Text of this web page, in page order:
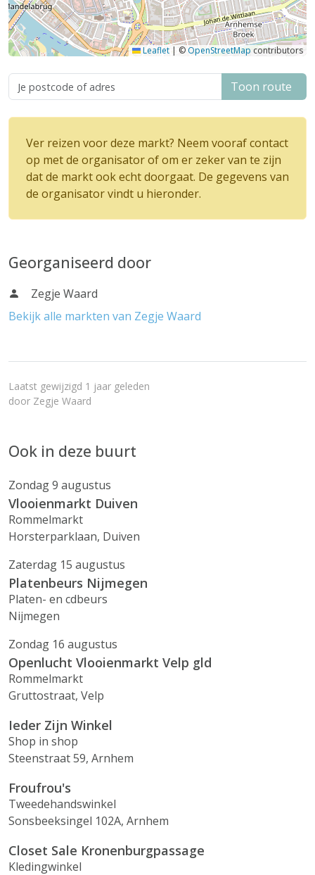
Leaflet | © OpenStreetMap contributors
Toon route
Ver reizen voor deze markt? Neem vooraf contact
op met de organisator of om er zeker van te zijn
dat de markt ook echt doorgaat. De gegevens van
de organisator vindt u hieronder.
Georganiseerd door
Zegje Waard
Bekijk alle markten van Zegje Waard
Laatst gewijzigd 1 jaar geleden
door Zegje Waard
Ook in deze buurt
Zondag 9 augustus
Vlooienmarkt Duiven
Rommelmarkt
Horsterparklaan, Duiven
Zaterdag 15 augustus
Platenbeurs Nijmegen
Platen- en cdbeurs
Nijmegen
Zondag 16 augustus
Openlucht Vlooienmarkt Velp gld
Rommelmarkt
Gruttostraat, Velp
Ieder Zijn Winkel
Shop in shop
Steenstraat 59, Arnhem
Froufrou's
Tweedehandswinkel
Sonsbeeksingel 102A, Arnhem
Closet Sale Kronenburgpassage
Kledingwinkel